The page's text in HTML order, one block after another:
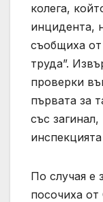
колега,
инцидента,
съобщиха
труда”.
проверки
първата за
със
По случая е
посочиха